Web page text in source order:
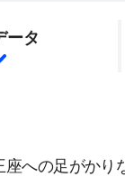
ータ
への足がかり